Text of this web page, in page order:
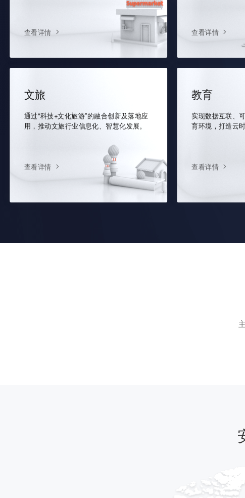
查看详情 查看详情
文旅
通过“科技+文化旅游”的融合创新及落地应
用，推动文旅行业信息化、智慧化发展。
查看详情
教育
实现数据互联、
育环境，打造云
查看详情